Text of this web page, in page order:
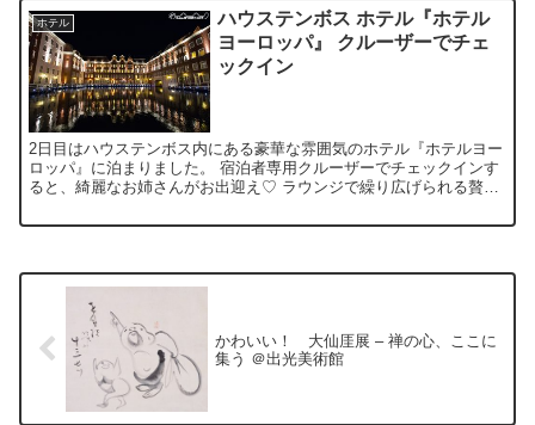
ホテル
ハウステンボス ホテル『ホテル
ヨーロッパ』 クルーザーでチェ
ックイン
2日目はハウステンボス内にある豪華な雰囲気のホテル『ホテルヨー
ロッパ』に泊まりました。 宿泊者専用クルーザーでチェックインす
ると、綺麗なお姉さんがお出迎え♡ ラウンジで繰り広げられる贅沢
かわいい！ 大仙厓展 – 禅の心、ここに
集う ＠出光美術館